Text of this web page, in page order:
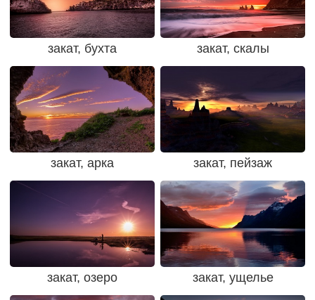
закат, бухта закат, скалы
закат, арка закат, пейзаж
закат, озеро закат, ущелье